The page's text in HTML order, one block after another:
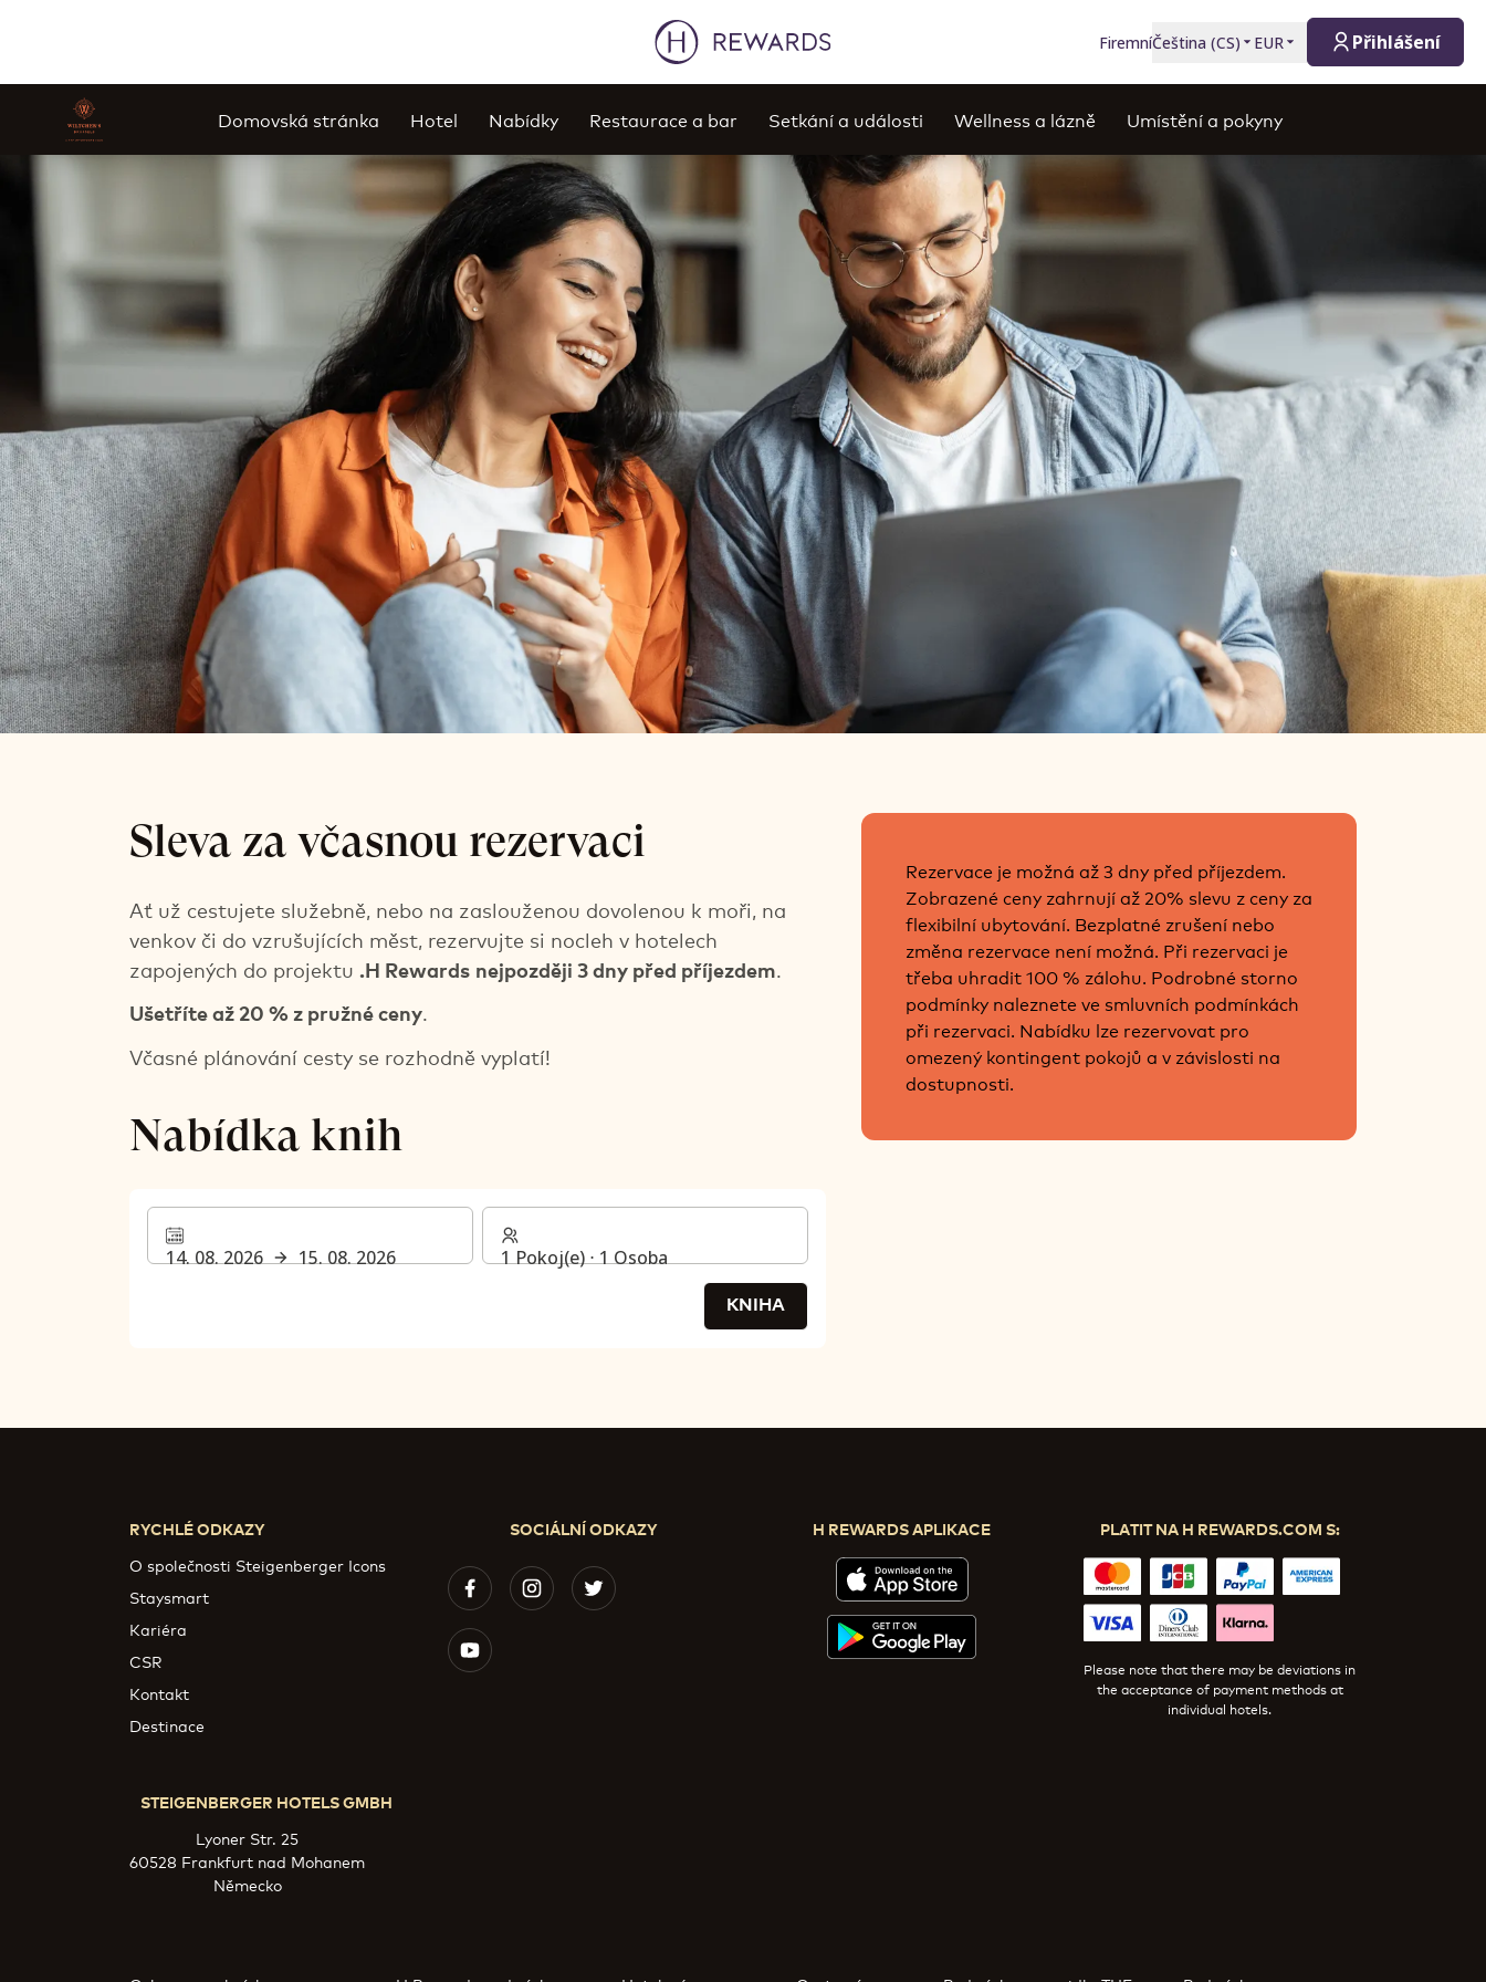
FiremníČeština (CS) EUR Přihlášení
Domovská stránka Hotel Nabídky Restaurace a bar Setkání a události Wellness a lázně Umístění a pokyny
Sklíčko 1 z 1
Ušetřete až 20 % z ceny Flex
Sleva za včasnou rezervaci
Ať už cestujete služebně, nebo na zaslouženou dovolenou k moři, na
venkov či do vzrušujících měst, rezervujte si nocleh v hotelech
zapojených do projektu .H Rewards nejpozději 3 dny před příjezdem
Ušetříte až 20 % z pružné ceny.
Včasné plánování cesty se rozhodně vyplatí!
Nabídka knih
14. 08. 2026 15. 08. 2026
1 Pokoj(e) ⋅ 1 Osoba
KNIHA
Rezervace je možná až 3 dny před příjezdem.
Zobrazené ceny zahrnují až 20% slevu z ceny za
flexibilní ubytování. Bezplatné zrušení nebo
změna rezervace není možná. Při rezervaci je
třeba uhradit 100 % zálohu. Podrobné storno
podmínky naleznete ve smluvních podmínkách
při rezervaci. Nabídku lze rezervovat pro
omezený kontingent pokojů a v závislosti na
dostupnosti.
RYCHLÉ ODKAZY
O společnosti Steigenberger Icons
Staysmart
Kariéra
CSR
Kontakt
Destinace
SOCIÁLNÍ ODKAZY H REWARDS APLIKACE PLATIT NA H REWARDS.COM S:
Please note that there may be deviations in
the acceptance of payment methods at
individual hotels.
STEIGENBERGER HOTELS GMBH
Lyoner Str. 25
60528 Frankfurt nad Mohanem
Německo